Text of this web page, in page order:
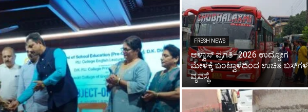
FRESH NEWS
ಆಳ್ವಾಸ್ ಪ್ರಗತಿ–2026 ಉದ್ಯೋಗ
ಮೇಳಕ್ಕೆ ಬಂಟ್ವಾಳದಿಂದ ಉಚಿತ ಬಸ್‌ಗಳ
ವ್ಯವಸ್ಥೆ